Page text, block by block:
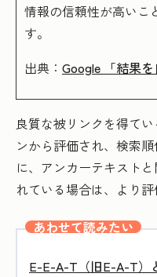
情報の信頼性が高いこ
す。
出典： Google 「結果
良質な被リンクを得て
ンから評価され、検索
に、アンカーテキスト
れている場合は、より
あわせて読みたい
E-E-A-T（旧E-A-T）